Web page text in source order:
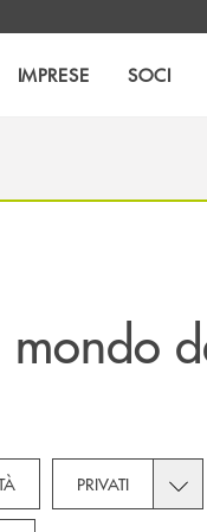
IMPRESE SOCI
dropdown for Novità
PRIVATI